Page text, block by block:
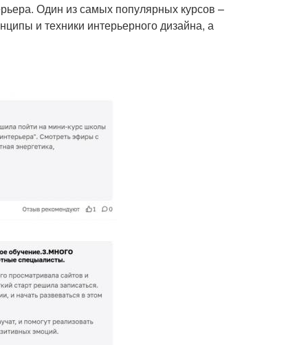
Один из самых популярных курсов –
и техники интерьерного дизайна, а